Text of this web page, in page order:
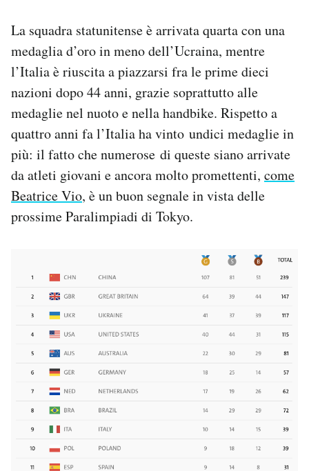
La squadra statunitense è arrivata quarta con una
medaglia d’oro in meno dell’Ucraina, mentre
l’Italia è riuscita a piazzarsi fra le prime dieci
nazioni dopo 44 anni, grazie soprattutto alle
medaglie nel nuoto e nella handbike. Rispetto a
quattro anni fa l’Italia ha vinto undici medaglie in
più: il fatto che numerose di queste siano arrivate
da atleti giovani e ancora molto promettenti, come
Beatrice Vio, è un buon segnale in vista delle
prossime Paralimpiadi di Tokyo.